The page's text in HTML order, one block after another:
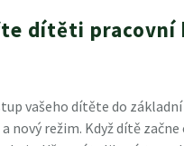
dítěti pracovní
vašeho dítěte do
nový režim. Když dítě